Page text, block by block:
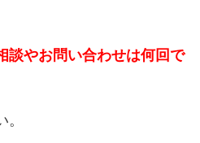
談やお問い合わせは何回で